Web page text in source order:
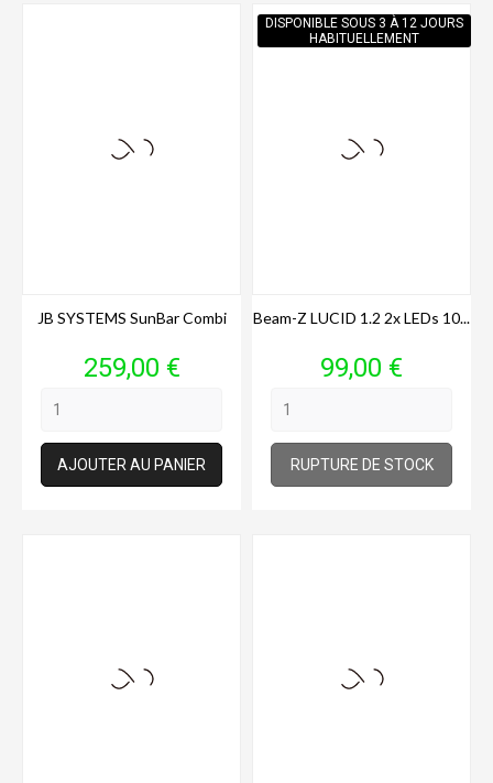
JB SYSTEMS SunBar Combi
Prix
259,00 €
AJOUTER AU PANIER
Beam-Z LUCID 1.2 2x LEDs 10...
Prix
99,00 €
RUPTURE DE STOCK
DISPONIBLE SOUS 3 À 12 JOURS
HABITUELLEMENT